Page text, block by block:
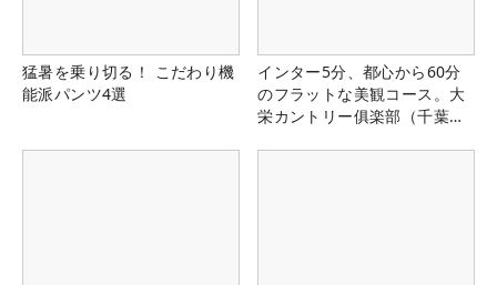
猛暑を乗り切る！ こだわり機
能派パンツ4選
インター5分、都心から60分
のフラットな美観コース。大
栄カントリー俱楽部（千葉